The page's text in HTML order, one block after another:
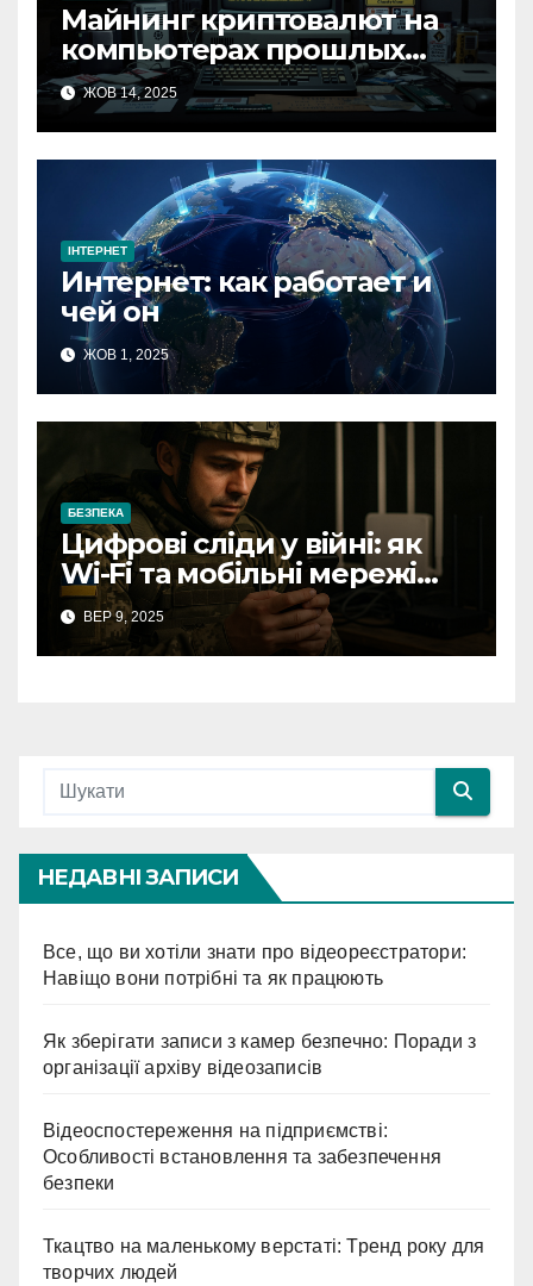
Майнинг криптовалют на
компьютерах прошлых
эпох
ЖОВ 14, 2025
ІНТЕРНЕТ
Интернет: как работает и
чей он
ЖОВ 1, 2025
БЕЗПЕКА
Цифрові сліди у війні: як
Wi-Fi та мобільні мережі
видають військові позиції
ВЕР 9, 2025
НЕДАВНІ ЗАПИСИ
Все, що ви хотіли знати про відеореєстратори:
Навіщо вони потрібні та як працюють
Як зберігати записи з камер безпечно: Поради з
організації архіву відеозаписів
Відеоспостереження на підприємстві:
Особливості встановлення та забезпечення
безпеки
Ткацтво на маленькому верстаті: Тренд року для
творчих людей